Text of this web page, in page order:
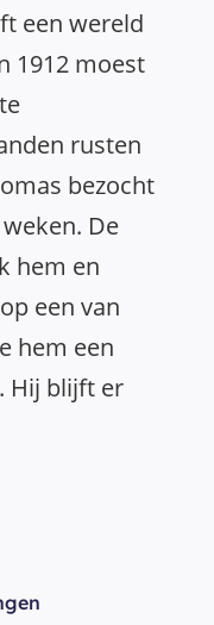
een wereld
1912 moest
rusten
bezocht
De
hem en
een van
hem een
Hij blijft er